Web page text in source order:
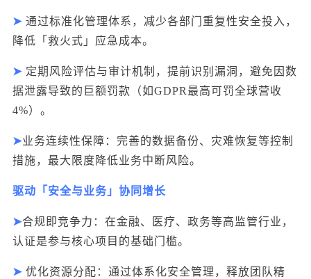
➤ 通过标准化管理体系，减少各部门重复性安全投入，
降低「救火式」应急成本。
➤ 定期风险评估与审计机制，提前识别漏洞，避免因数
据泄露导致的巨额罚款（如GDPR最高可罚全球营收
4%）。
➤业务连续性保障：完善的数据备份、灾难恢复等控制
措施，最大限度降低业务中断风险。
驱动「安全与业务」协同增长
➤合规即竞争力：在金融、医疗、政务等高监管行业，
认证是参与核心项目的基础门槛。
➤ 优化资源分配：通过体系化安全管理，释放团队精